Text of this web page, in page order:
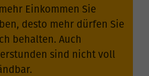
Einkommen Sie
desto mehr dürfen Sie
behalten. Auch
sind nicht voll